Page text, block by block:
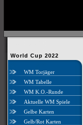
World Cup 2022
WM Torjäger
WM Tabelle
WM K.O.-Runde
Aktuelle WM Spiele
Gelbe Karten
Gelb/Rot Karten